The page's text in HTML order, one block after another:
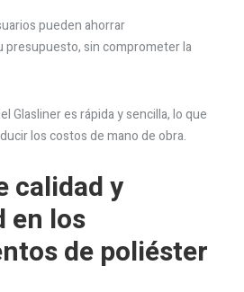
pueden ahorrar
presupuesto, sin comprometer la
Glasliner es rápida y sencilla, lo que
los costos de mano de obra.
calidad y
en los
de poliéster